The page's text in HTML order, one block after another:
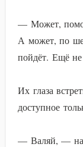
— Может,
А может, по
пойдёт. Ещё
Их глаза
доступное
— Валяй, —